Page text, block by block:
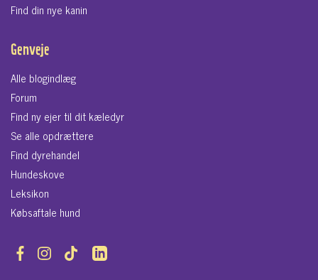
Find din nye kanin
Genveje
Alle blogindlæg
Forum
Find ny ejer til dit kæledyr
Se alle opdrættere
Find dyrehandel
Hundeskove
Leksikon
Købsaftale hund